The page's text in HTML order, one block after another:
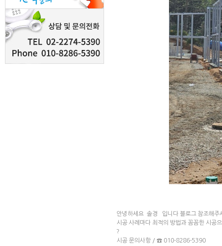
안녕하세요 솔경 입니다 블로그 참조해주
시공 사례마다 최적의 방법과 꼼꼼한 시공
?
시공 문의사항 / ☎ 010-8286-5390